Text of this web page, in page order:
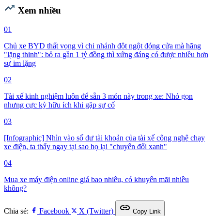
trending_up Xem nhiều
01
Chủ xe BYD thất vọng vì chi nhánh đột ngột đóng cửa mà hãng
"lặng thinh": bỏ ra gần 1 tỷ đồng thì xứng đáng có được nhiều hơn
sự im lặng
02
Tài xế kinh nghiệm luôn để sẵn 3 món này trong xe: Nhỏ gọn
nhưng cực kỳ hữu ích khi gặp sự cố
03
[Infographic] Nhìn vào số dư tài khoản của tài xế công nghệ chạy
xe điện, ta thấy ngay tại sao họ lại "chuyển đổi xanh"
04
Mua xe máy điện online giá bao nhiêu, có khuyến mãi nhiều
không?
Chia sẻ: Facebook X (Twitter) link Copy Link